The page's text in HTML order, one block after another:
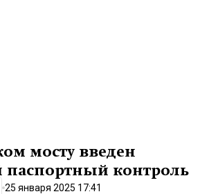
мосту введен
паспортный контроль
25 января 2025 17:41